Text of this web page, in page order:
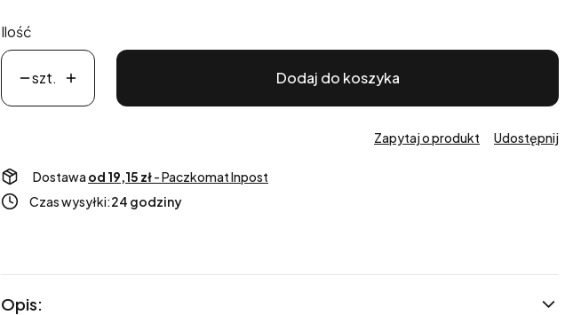
Ilość
szt. Dodaj do koszyka
Zapytaj o produkt Udostępnij
Dostawa od 19,15 zł- Paczkomat Inpost
Czas wysyłki:24 godziny
Opis: